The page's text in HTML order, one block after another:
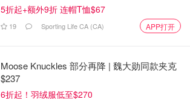
5折起+额外9折 连帽T恤$67
19 Sporting Life CA (CA) APP打开
Moose Knuckles 部分再降 | 魏大勋同款夹克
$237
6折起！羽绒服低至$270